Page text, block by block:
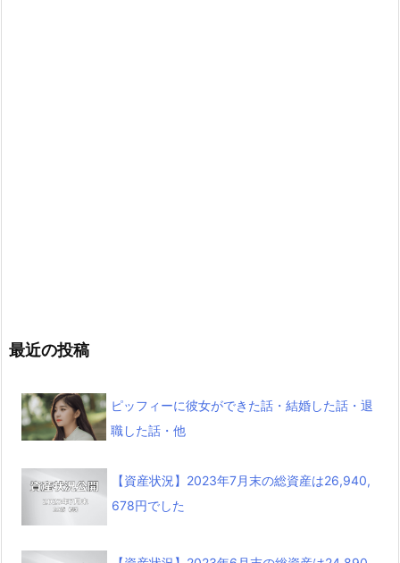
最近の投稿
ピッフィーに彼女ができた話・結婚した話・退
職した話・他
【資産状況】2023年7月末の総資産は26,940,
678円でした